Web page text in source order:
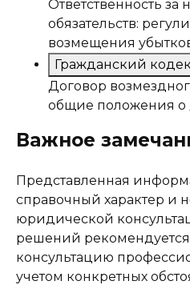
Ответственность за
обязательств:
возмещения
Гражданский
Договор
общие положения о
Важное
Представленная
справочный характер и
юридической
решений рекомендуется
консультацию
учетом конкретных